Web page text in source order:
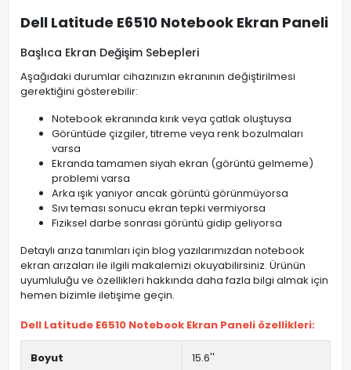
Dell Latitude E6510 Notebook Ekran Paneli
Başlıca Ekran Değişim Sebepleri
Aşağıdaki durumlar cihazınızın ekranının değiştirilmesi
gerektiğini gösterebilir:
Notebook ekranında kırık veya çatlak oluştuysa
Görüntüde çizgiler, titreme veya renk bozulmaları
varsa
Ekranda tamamen siyah ekran (görüntü gelmeme)
problemi varsa
Arka ışık yanıyor ancak görüntü görünmüyorsa
Sıvı teması sonucu ekran tepki vermiyorsa
Fiziksel darbe sonrası görüntü gidip geliyorsa
Detaylı arıza tanımları için blog yazılarımızdan notebook
ekran arızaları ile ilgili makalemizi okuyabilirsiniz. Ürünün
uyumluluğu ve özellikleri hakkında daha fazla bilgi almak için
hemen bizimle iletişime geçin.
Dell Latitude E6510 Notebook Ekran Paneli özellikleri:
Boyut 15.6''